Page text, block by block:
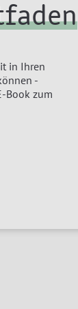
in Ihren
-
Book zum